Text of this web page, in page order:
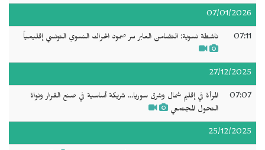
07/01/2026
07:11 ناشطة نسوية: التضامن العابر سر صمود الحراك النسوي التونسي إقليمياً
27/12/2025
07:07
المرأة في إقليم شمال وشرق سوريا... شريكة أساسية في صنع القرار ونواة
التحول المجتمعي
25/12/2025